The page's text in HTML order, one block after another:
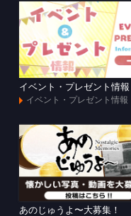
イベント・プレゼント情報
イベント・プレゼント情報
あのじゅうよ〜大募集！